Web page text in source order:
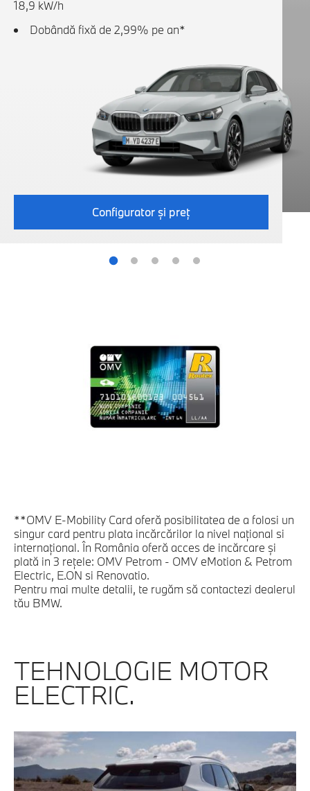
18,9 kW/h
Dobândă fixă de 2,99% pe an*
Configurator şi preţ
**OMV E-Mobility Card oferă posibilitatea de a folosi un
singur card pentru plata incărcărilor la nivel naţional si
internaţional. În România oferă acces de incărcare şi
plată in 3 reţele: OMV Petrom - OMV eMotion & Petrom
Electric, E.ON si Renovatio.
Pentru mai multe detalii, te rugăm să contactezi dealerul
tău BMW.
TEHNOLOGIE MOTOR
ELECTRIC.